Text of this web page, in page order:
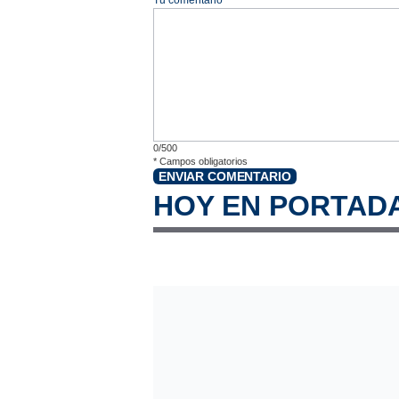
0/500
* Campos obligatorios
ENVIAR COMENTARIO
HOY EN